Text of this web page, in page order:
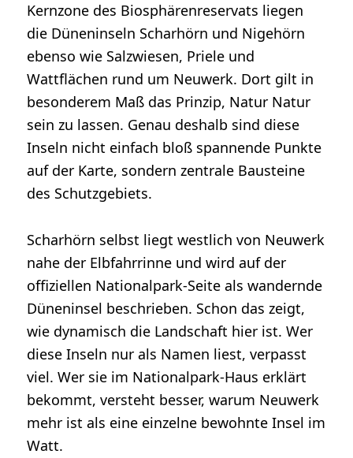
Kernzone des Biosphärenreservats liegen
die Düneninseln Scharhörn und Nigehörn
ebenso wie Salzwiesen, Priele und
Wattflächen rund um Neuwerk. Dort gilt in
besonderem Maß das Prinzip, Natur Natur
sein zu lassen. Genau deshalb sind diese
Inseln nicht einfach bloß spannende Punkte
auf der Karte, sondern zentrale Bausteine
des Schutzgebiets.
Scharhörn selbst liegt westlich von Neuwerk
nahe der Elbfahrrinne und wird auf der
offiziellen Nationalpark-Seite als wandernde
Düneninsel beschrieben. Schon das zeigt,
wie dynamisch die Landschaft hier ist. Wer
diese Inseln nur als Namen liest, verpasst
viel. Wer sie im Nationalpark-Haus erklärt
bekommt, versteht besser, warum Neuwerk
mehr ist als eine einzelne bewohnte Insel im
Watt.